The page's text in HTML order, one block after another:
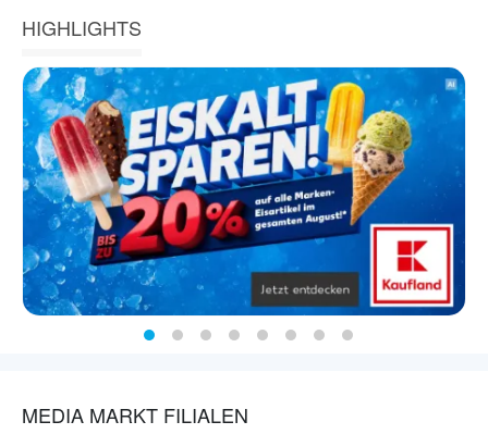
HIGHLIGHTS
MEDIA MARKT FILIALEN